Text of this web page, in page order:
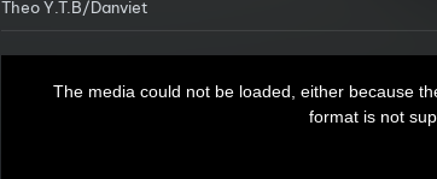
Theo Y.T.B/Danviet
The media could not be loaded, either because
format is not